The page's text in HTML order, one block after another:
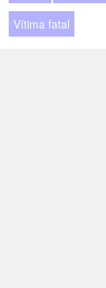
Vítima fatal